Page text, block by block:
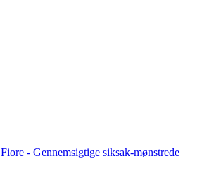
Fiore - Gennemsigtige siksak-mønstrede